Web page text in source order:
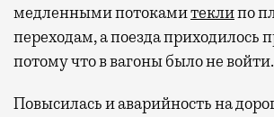
медленными потокамитеклипо
переходам, а поезда приходилось
потому что в вагоны было не войти.
Повысилась и аварийность на